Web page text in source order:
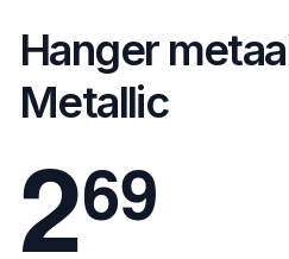
Hanger
Metallic
269